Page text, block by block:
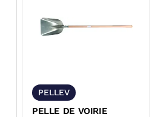
PELLEV
PELLE DE VOIRIE